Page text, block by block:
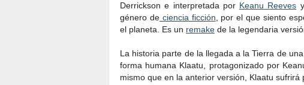
Derrickson e interpretada por Keanu Reeves y
género deciencia ficción , por el que siento
el planeta. Es un remake de la legendaria
La historia parte de la llegada a la Tierra de
forma humana Klaatu, protagonizado por
mismo que en la anterior versión, Klaatu